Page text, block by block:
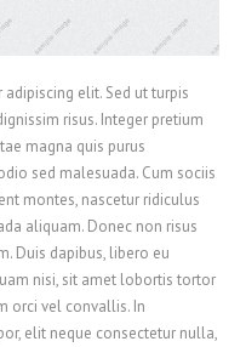
elit. Sed ut turpis
risus. Integer pretium
magna quis purus
sed malesuada. Cum sociis
montes, nascetur ridiculus
aliquam. Donec non risus
Duis dapibus, libero eu
nisi, sit amet lobortis tortor
orci vel convallis. In
elit neque consectetur nulla,